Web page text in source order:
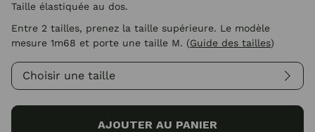
Taille élastiquée au dos.
Entre 2 tailles, prenez la taille supérieure. Le modèle
mesure 1m68 et porte une taille M. (Guide des tailles)
Choisir une taille
AJOUTER AU PANIER